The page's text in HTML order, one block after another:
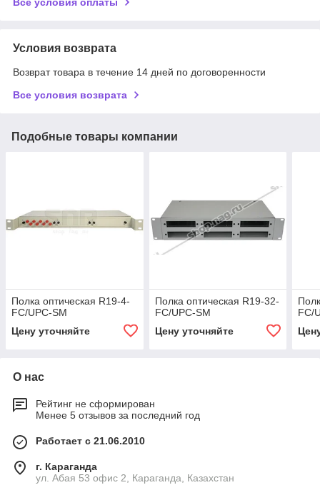
Условия возврата
Возврат товара в течение 14 дней по договоренности
Все условия возврата
Подобные товары компании
Полка оптическая R19-4-
FC/UPC-SM
Цену уточняйте
Полка оптическая R19-32-
FC/UPC-SM
Цену уточняйте
FC/
О нас
Рейтинг не сформирован
Менее 5 отзывов за последний год
Работает с 21.06.2010
г. Караганда
ул. Абая 53 офис 2, Караганда, Казахстан